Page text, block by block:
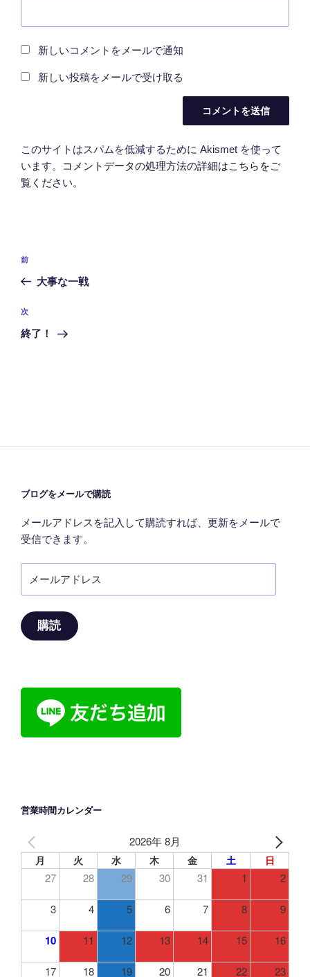
新しいコメントをメールで通知
新しい投稿をメールで受け取る
このサイトはスパムを低減するために Akismet を使って
います。
コメントデータの処理方法の詳細はこちらをご
覧ください。
投
ビ
ゲ
前
の
稿
前
大事な一戦
次
の
次
終了！
ブログをメールで購読
メールアドレスを記入して購読すれば、更新をメールで
受信できます。
ー
ア
ド
購読
営業時間カレンダー
2026年 8月
月 火 水 木 金 土 日
27 28 29 30 31 1 2
3 4 5 6 7 8 9
10 11 12 13 14 15 16
17 18 19 20 21 22 23